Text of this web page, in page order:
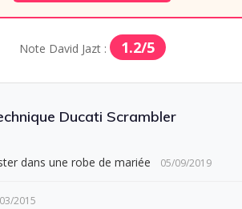
Note David Jazt : 1.2/5
Ducati Scrambler
dans une robe de mariée 05/09/2019
2015